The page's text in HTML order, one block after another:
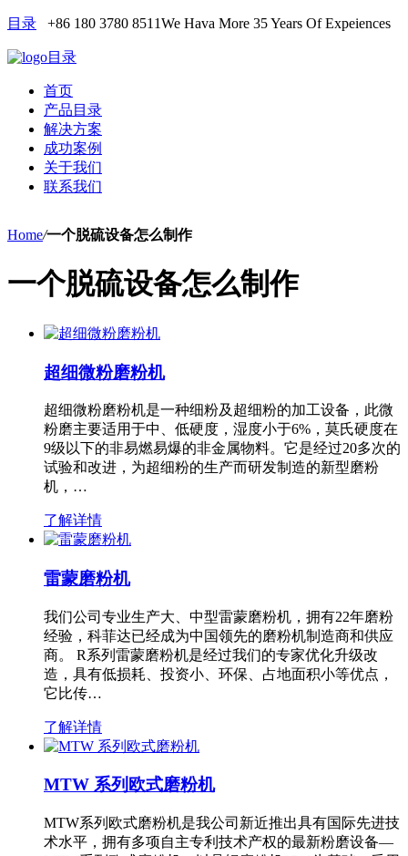
目录 +86 180 3780 8511We Hava More 35 Years Of Expeiences
目录
首页
产品目录
解决方案
成功案例
关于我们
联系我们
Home/一个脱硫设备怎么制作
一个脱硫设备怎么制作
超细微粉磨粉机
超细微粉磨粉机是一种细粉及超细粉的加工设备，此微
粉磨主要适用于中、低硬度，湿度小于6%，莫氏硬度在
9级以下的非易燃易爆的非金属物料。它是经过20多次的
试验和改进，为超细粉的生产而研发制造的新型磨粉
机，…
了解详情
雷蒙磨粉机
我们公司专业生产大、中型雷蒙磨粉机，拥有22年磨粉
经验，科菲达已经成为中国领先的磨粉机制造商和供应
商。 R系列雷蒙磨粉机是经过我们的专家优化升级改
造，具有低损耗、投资小、环保、占地面积小等优点，
它比传…
了解详情
MTW 系列欧式磨粉机
MTW系列欧式磨粉机是我公司新近推出具有国际先进技
术水平，拥有多项自主专利技术产权的最新粉磨设备—